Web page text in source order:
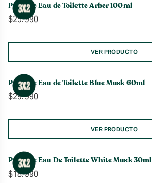
Perfume Eau de Toilette Arber 100ml
$25.990
VER PRODUCTO
Perfume Eau de Toilette Blue Musk 60ml
$29.990
VER PRODUCTO
Perfume Eau De Toilette White Musk 30ml
$18.990